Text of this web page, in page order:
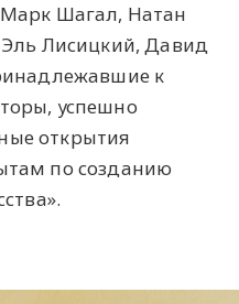
Шагал, Натан
Лисицкий, Давид
к
успешно
открытия
по созданию